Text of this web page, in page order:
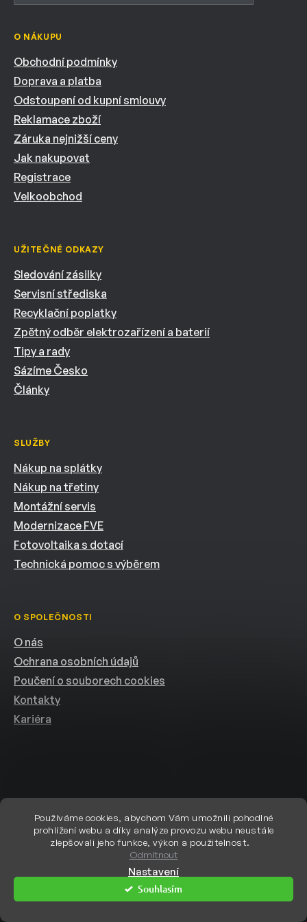
Používáme cookies, abychom Vám umožnili pohodlné
prohlížení webu a díky analýze provozu webu neustále
zlepšovali jeho funkce, výkon a použitelnost.
Odmítnout
Nastavení
Souhlasím
O NÁKUPU
Obchodní podmínky
Doprava a platba
Odstoupení od kupní smlouvy
Reklamace zboží
Záruka nejnižší ceny
Jak nakupovat
Registrace
Velkoobchod
UŽITEČNÉ ODKAZY
Sledování zásilky
Servisní střediska
Recyklační poplatky
Zpětný odběr elektrozařízení a baterií
Tipy a rady
Sázíme Česko
Články
SLUŽBY
Nákup na splátky
Nákup na třetiny
Montážní servis
Modernizace FVE
Fotovoltaika s dotací
Technická pomoc s výběrem
O SPOLEČNOSTI
O nás
Ochrana osobních údajů
Poučení o souborech cookies
Kontakty
Kariéra
Vytvořil Shoptet
Copyright 2026eshop.helion.cz. Všechna práva vyhrazena.Upravit
nastavení cookies